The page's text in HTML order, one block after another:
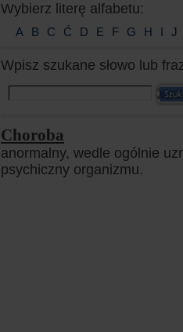
Wybierz literę alfabetu:
A B C Ć D E F G H I J
Wpisz szukane słowo lub
Choroba
anormalny, wedle ogólnie
psychiczny organizmu.